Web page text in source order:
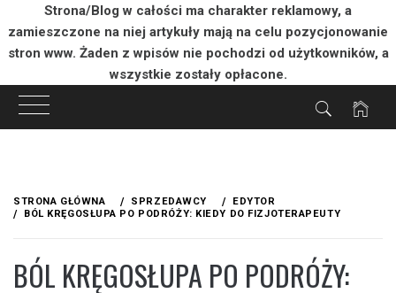
Strona/Blog w całości ma charakter reklamowy, a
zamieszczone na niej artykuły mają na celu pozycjonowanie
stron www. Żaden z wpisów nie pochodzi od użytkowników, a
wszystkie zostały opłacone.
treści
STRONA GŁÓWNA SPRZEDAWCY
EDYTOR
BÓL KRĘGOSŁUPA PO PODRÓŻY: KIEDY DO FIZJOTERAPEUTY
BÓL KRĘGOSŁUPA PO PODRÓŻY: